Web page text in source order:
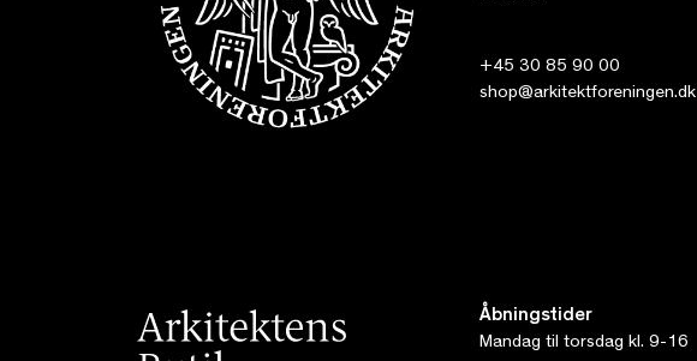
+45 30 85 90 00
shop@arkitektforeningen.dk
Åbningstider
Mandag til torsdag kl. 9-16